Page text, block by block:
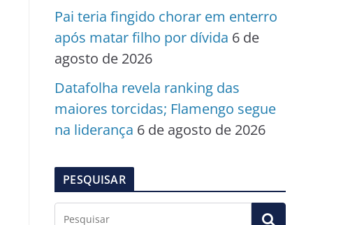
Pai teria fingido chorar em enterro
após matar filho por dívida 6 de
agosto de 2026
Datafolha revela ranking das
maiores torcidas; Flamengo segue
na liderança 6 de agosto de 2026
PESQUISAR